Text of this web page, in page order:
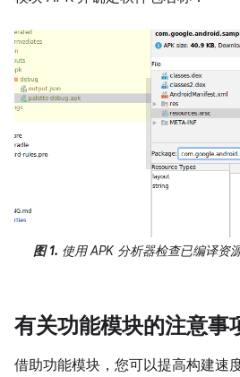
图 1. 使用 APK 分析器检查已编译资
有关功能模块的注意事
借助功能模块，您可以提高构建速